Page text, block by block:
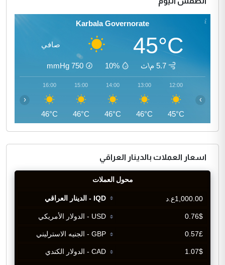
Karbala Governorate
45°C صافي
5.7 م\ث 10%
750
mmHg
12:00
45°C
13:00
46°C
14:00
46°C
15:00
46°C
16:00
46°C
‹ ›
اسعار العملات بالدينار العراقي